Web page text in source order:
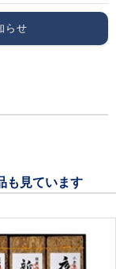
らせ
も見ています